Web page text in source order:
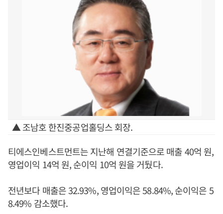
▲ 조남호 한진중공업홀딩스 회장.
티에스인베스트먼트는 지난해 연결기준으로 매출 40억 원,
영업이익 14억 원, 순이익 10억 원을 거뒀다.
전년보다 매출은 32.93%, 영업이익은 58.84%, 순이익은 5
8.49% 감소했다.